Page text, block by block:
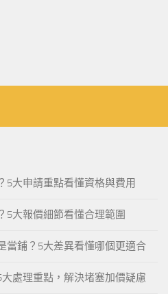
5大申請重點看懂資格與費用
5大報價細節看懂合理範圍
當鋪？5大差異看懂哪個更適合
處理重點，解決堵塞加價疑慮